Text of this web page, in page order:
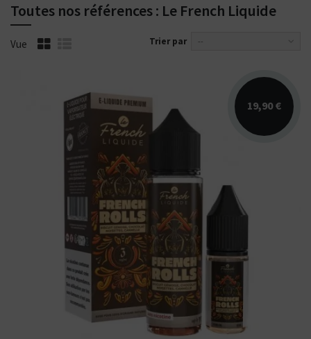
Toutes nos références : Le French Liquide
Vue Trier par --
19,90 €
Arômes : chocolat, biscuit génoise, noisette,
cannelle. E-liquide Le French Liquide LIPS....